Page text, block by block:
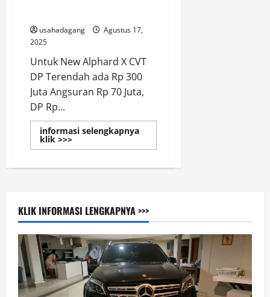
usahadagang
Agustus 17,
2025
Untuk New Alphard X CVT
DP Terendah ada Rp 300
Juta Angsuran Rp 70 Juta,
DP Rp...
informasi selengkapnya
klik >>>Read
more
Harga
DP
Toyota
Alphard
2026
KLIK INFORMASI LENGKAPNYA >>>